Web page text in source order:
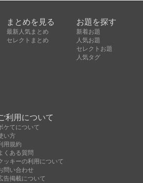
まとめを見る
最新人気まとめ
セレクトまとめ
お題を探す
新着お題
人気お題
セレクトお題
人気タグ
利用について
ケてについて
い方
用規約
くある質問
ッキーの利用について
問い合わせ
告掲載について